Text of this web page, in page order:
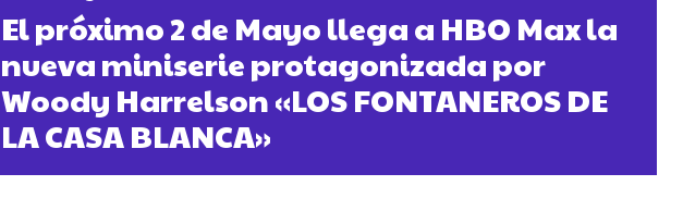
El próximo 2 de Mayo llega a HBO Max la
nueva miniserie protagonizada por
Woody Harrelson «LOS FONTANEROS DE
LA CASA BLANCA»